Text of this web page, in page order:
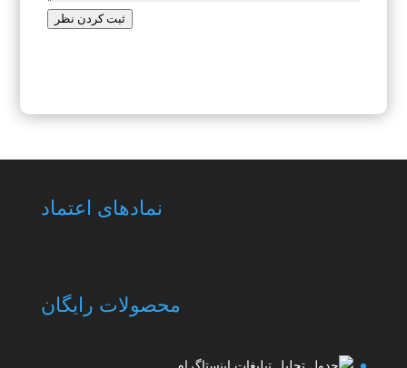
ثبت کردن نظر
نمادهای اعتماد
محصولات رایگان